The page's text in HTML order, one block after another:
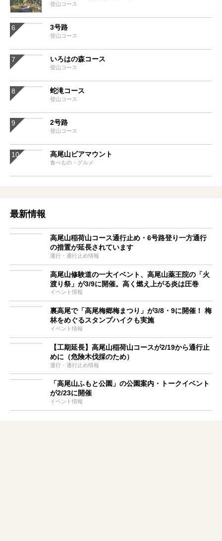
登山コース
3号路
登山コース
いろはの森コース
登山コース
蛇滝コース
登山コース
2号路
登山コース
高尾山ビアマウント
食べもの・グルメ
最新情報
高尾山稲荷山コース通行止め・6号路登り一方通行
の措置が延長されています
運行・通行止め情報
高尾山修験道の一大イベント、高尾山薬王院の「火
渡り祭」が3/9に開催。高く燃え上がる炎は圧巻
イベント情報
裏高尾で「高尾梅郷梅まつり」が3/8・9に開催！ 梅
林をめぐるスタンプハイクも実施
イベント情報
【工期延長】高尾山稲荷山コースが2/19から通行止
めに（危険木伐採のため）
運行・通行止め情報
「高尾山ふもと公園」の公園案内・トークイベント
が2/23に開催
イベント情報